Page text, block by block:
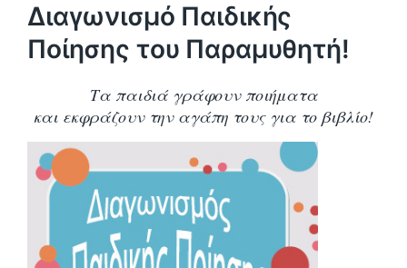
Διαγωνισμό Παιδικής
Ποίησης του Παραμυθητή!
Τα παιδιά γράφουν ποιήματα
και εκφράζουν την αγάπη τους για το βιβλίο!